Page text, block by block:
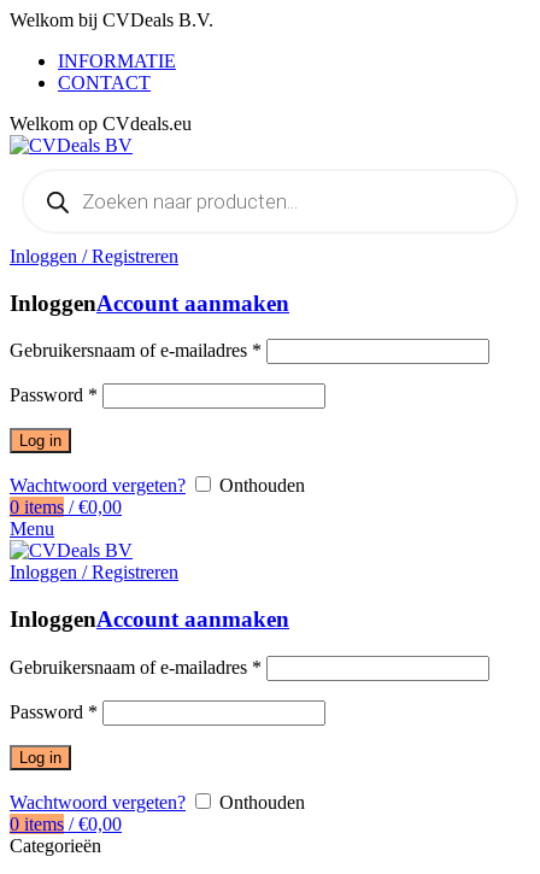
Welkom bij CVDeals B.V.
INFORMATIE
CONTACT
Welkom op CVdeals.eu
zoeken
Inloggen / Registreren
InloggenAccount aanmaken
Gebruikersnaam of e-mailadres *
Password *
Log in
Wachtwoord vergeten?
Onthouden
0 items / €0,00
Menu
Inloggen / Registreren
InloggenAccount aanmaken
Gebruikersnaam of e-mailadres *
Password *
Log in
Wachtwoord vergeten?
Onthouden
0 items / €0,00
Categorieën